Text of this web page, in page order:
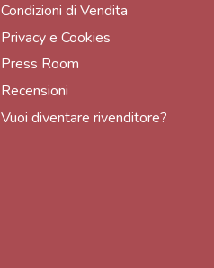
Condizioni di Vendita
Privacy e Cookies
Press Room
Recensioni
Vuoi diventare rivenditore?